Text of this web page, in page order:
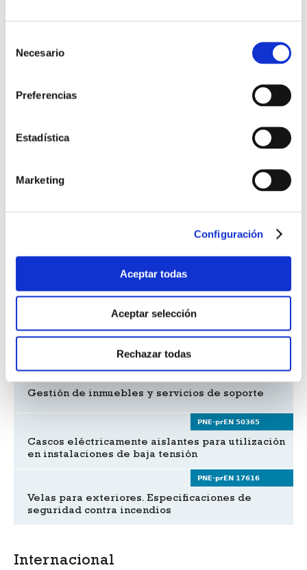
Necesario
Preferencias
Estadística
Marketing
Configuración
Aceptar todas
Aceptar selección
Rechazar todas
Características superficiales de carreteras y
Instalaciones eléctricas de baja tensión en
locales de pública concurrencia
Revestimientos de suelos resilientes
PNE-FprCEN ISO/TR 41013
Gestión de inmuebles y servicios de soporte
PNE-prEN 50365
Cascos eléctricamente aislantes para utilización
en instalaciones de baja tensión
PNE-prEN 17616
Velas para exteriores. Especificaciones de
seguridad contra incendios
Internacional